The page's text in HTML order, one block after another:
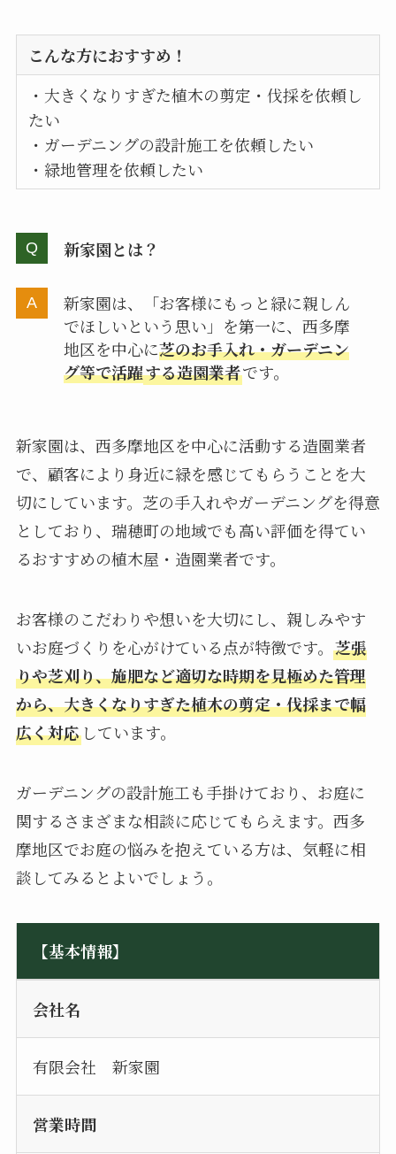
こんな方におすすめ！
・大きくなりすぎた植木の剪定・伐採を依頼し
たい
・ガーデニングの設計施工を依頼したい
・緑地管理を依頼したい
新家園とは？
新家園は、「お客様にもっと緑に親しん
でほしいという思い」を第一に、西多摩
地区を中心に芝のお手入れ・ガーデニン
グ等で活躍する造園業者です。
新家園は、西多摩地区を中心に活動する造園業者
で、顧客により身近に緑を感じてもらうことを大
切にしています。芝の手入れやガーデニングを得意
としており、瑞穂町の地域でも高い評価を得てい
るおすすめの植木屋・造園業者です。
お客様のこだわりや想いを大切にし、親しみやす
いお庭づくりを心がけている点が特徴です。 芝張
りや芝刈り、施肥など適切な時期を見極めた管理
から、大きくなりすぎた植木の剪定・伐採まで幅
広く対応しています。
ガーデニングの設計施工も手掛けており、お庭に
関するさまざまな相談に応じてもらえます。西多
摩地区でお庭の悩みを抱えている方は、気軽に相
談してみるとよいでしょう。
【基本情報】
会社名
有限会社 新家園
営業時間